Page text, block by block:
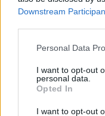
Downstream
Please note that this
not limited to your
grant or deny
use your data for
consent section.
Personal Data
I want to opt-out
personal data.
Opted In
I want to opt-out
Η χαμηλή
Βουλγαρία
Μεγάλου
06.08.2026